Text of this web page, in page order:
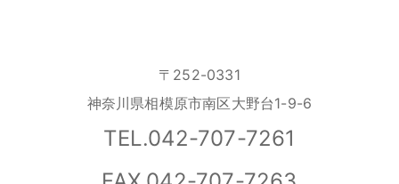
〒252-0331
神奈川県相模原市南区大野台1-9-6
TEL.042-707-7261